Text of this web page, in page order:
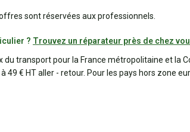
sont réservées aux professionnels.
? Trouvez un réparateur près de chez
du transport pour la France métropolitaine et la
49 € HT aller - retour. Pour les pays hors zone